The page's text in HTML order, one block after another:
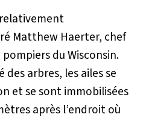
Matthew Haerter, chef
du Wisconsin.
arbres, les ailes se
et se sont immobilisées
après l’endroit où